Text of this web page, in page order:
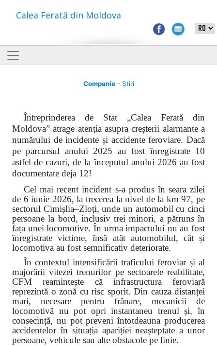
Calea Ferată din Moldova
Companie- Știri
Întreprinderea de Stat „Calea Ferată din
Moldova” atrage atenția asupra creșterii alarmante a
numărului de incidente și accidente feroviare. Dacă
pe parcursul anului 2025 au fost înregistrate 10
astfel de cazuri, de la începutul anului 2026 au fost
documentate deja 12!
Cel mai recent incident s-a produs în seara zilei
de 6 iunie 2026, la trecerea la nivel de la km 97, pe
sectorul Cimișlia–Zloți, unde un automobil cu cinci
persoane la bord, inclusiv trei minori, a pătruns în
fața unei locomotive. În urma impactului nu au fost
înregistrate victime, însă atât automobilul, cât și
locomotiva au fost semnificativ deteriorate.
În contextul intensificării traficului feroviar și al
majorării vitezei trenurilor pe sectoarele reabilitate,
CFM reamintește că infrastructura feroviară
reprezintă o zonă cu risc sporit. Din cauza distanței
mari, necesare pentru frânare, mecanicii de
locomotivă nu pot opri instantaneu trenul și, în
consecință, nu pot preveni întotdeauna producerea
accidentelor în situația apariției neașteptate a unor
persoane, vehicule sau alte obstacole pe linie.